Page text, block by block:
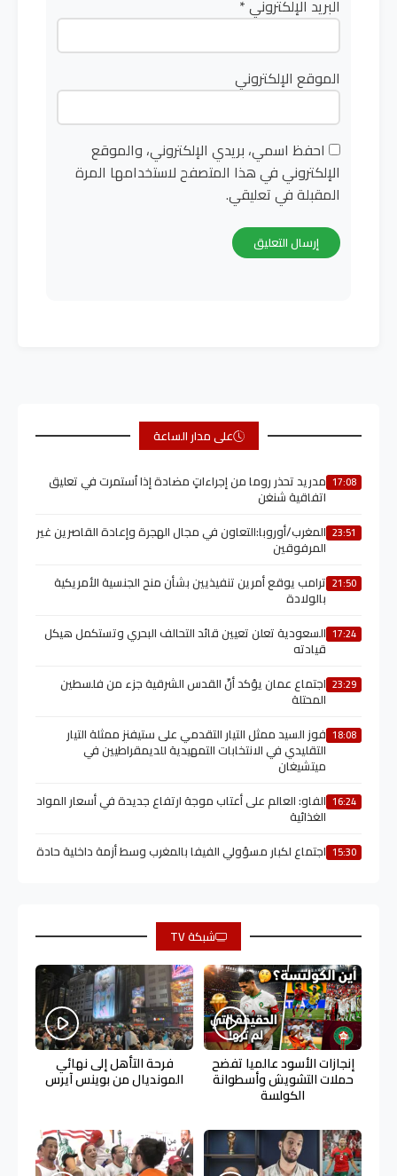
البريد الإلكتروني*
الموقع الإلكتروني
احفظ اسمي، بريدي الإلكتروني، والموقع
الإلكتروني في هذا المتصفح لاستخدامها المرة
المقبلة في تعليقي.
على مدار الساعة
17:08 مدريد تحذر روما من إجراءاتٍ مضادة إذا اُستمرت في تعليق
اتفاقية شنغن
23:51 المغرب/أوروبا:التعاون في مجال الهجرة وإعادة القاصرين غير
المرفوقين
21:50 ترامب يوقع أمرين تنفيذيين بشأن منح الجنسية الأمريكية
بالولادة
17:24 السعودية تعلن تعيين قائد التحالف البحري وتستكمل هيكل
قيادته
23:29 اجتماع عمان يؤكد أنّ القدس الشرقية جزء من فلسطين
المحتلة
18:08 فوز السيد ممثل التيار التقدمي على ستيفنز ممثلة التيار
التقليدي في الانتخابات التمهيدية للديمقراطيين في
ميتشيغان
16:24 الفاو: العالم على أعتاب موجة ارتفاع جديدة في أسعار المواد
الغذائية
15:30 اجتماع لكبار مسؤولي الفيفا بالمغرب وسط أزمة داخلية حادة
شبكة TV
إنجازات الأسود عالميا تفضح
حملات التشويش وأسطوانة
الكولسة
فرحة التأهل إلى نهائي
المونديال من بوينس آيرس